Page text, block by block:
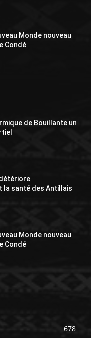
Monde nouveau
Condé
de Bouillante un
la santé des Antillais
Monde nouveau
Condé
678